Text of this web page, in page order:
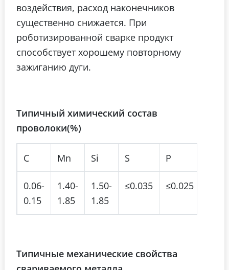
воздействия, расход наконечников
существенно снижается. При
роботизированной сварке продукт
способствует хорошему повторному
зажиганию дуги.
Типичный химический состав
проволоки(%)
С Mn Si S P
0.06-
0.15
1.40-
1.85
1.50-
1.85
≤0.035 ≤0.025
Типичные механические свойства